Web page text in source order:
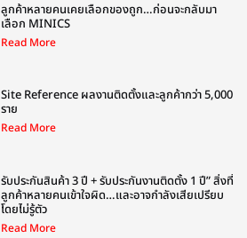
ลูกค้าหลายคนเคยเลือกของถูก…ก่อนจะกลับมา
เลือก MINICS
Read More
Site Reference ผลงานติดตั้งและลูกค้ากว่า 5,000
ราย
Read More
รับประกันสินค้า 3 ปี + รับประกันงานติดตั้ง 1 ปี” สิ่งที่
ลูกค้าหลายคนเข้าใจผิด…และอาจกำลังเสียเปรียบ
โดยไม่รู้ตัว
Read More